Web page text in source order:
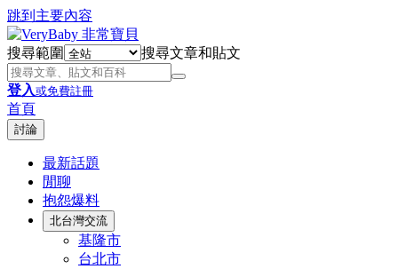
跳到主要內容
搜尋範圍 搜尋文章和貼文
登入或免費註冊
首頁
討論
最新話題
閒聊
抱怨爆料
北台灣交流
基隆市
台北市